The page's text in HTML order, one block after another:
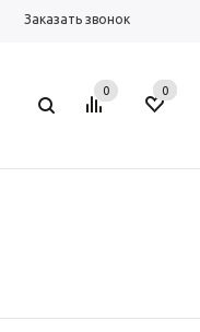
Заказать звонок
0 0